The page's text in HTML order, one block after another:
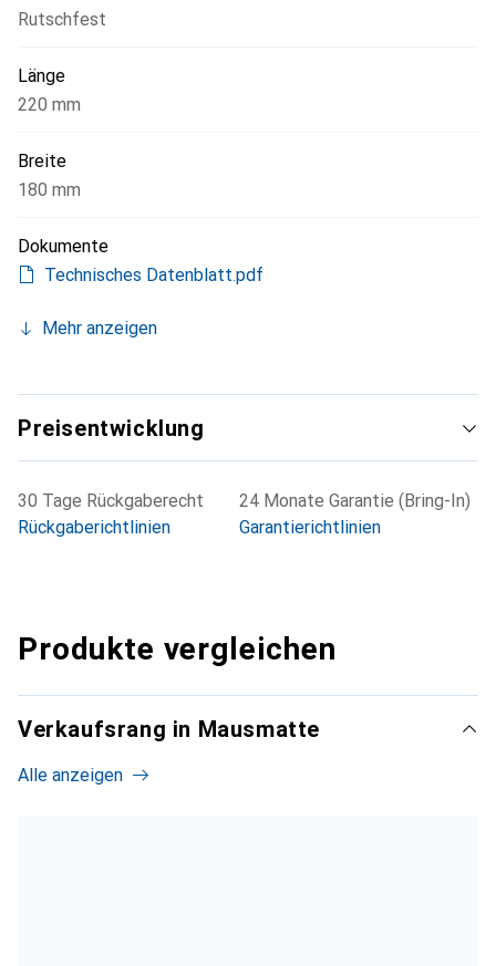
Rutschfest
Länge
220 mm
Breite
180 mm
Dokumente
Technisches Datenblatt.pdf
Mehr anzeigen
Preisentwicklung
30 Tage Rückgaberecht
Rückgaberichtlinien
24 Monate Garantie (Bring-In)
Garantierichtlinien
Produkte vergleichen
Verkaufsrang in Mausmatte
Alle anzeigen